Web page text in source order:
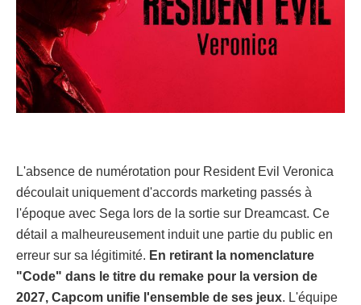
L'absence de numérotation pour Resident Evil Veronica
découlait uniquement d'accords marketing passés à
l'époque avec Sega lors de la sortie sur Dreamcast. Ce
détail a malheureusement induit une partie du public en
erreur sur sa légitimité. En retirant la nomenclature
"Code" dans le titre du remake pour la version de
2027, Capcom unifie l'ensemble de ses jeux. L'équipe